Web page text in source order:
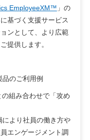
EmployeeXM™ 」の
基づく支援サービス
ンとして、より広範
提供します。
のご利用例
の組み合わせで「攻め
より社員の働き方や
エンゲージメント調